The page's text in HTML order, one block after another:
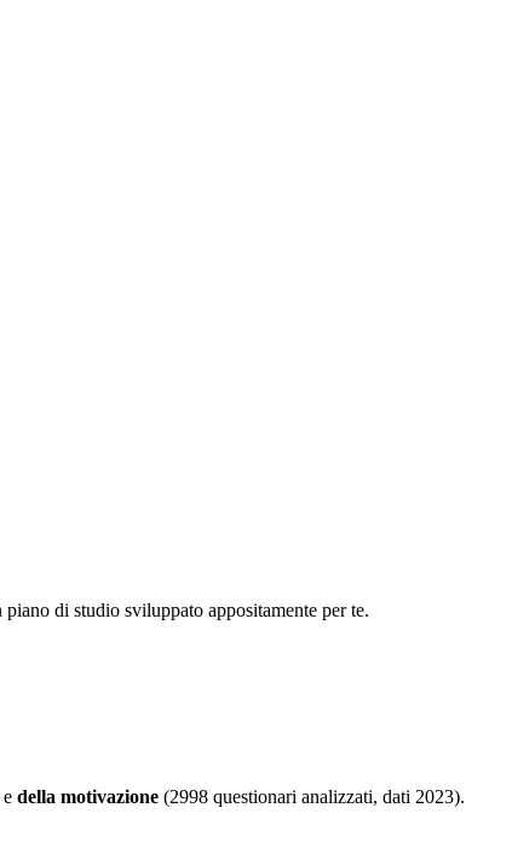
di studio sviluppato appositamente per te.
e della motivazione (2998 questionari analizzati, dati 2023).